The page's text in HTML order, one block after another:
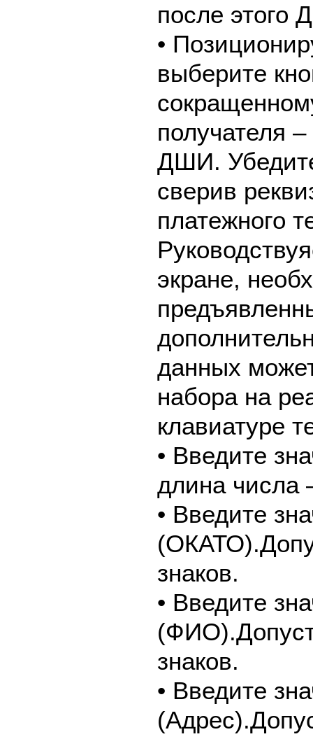
после
•
выберите
получателя
ДШИ.
сверив
платежного
экране,
данных
набора на
клавиатуре
• Введите
длина числа
• Введите
знаков.
• Введите
знаков.
• Введите